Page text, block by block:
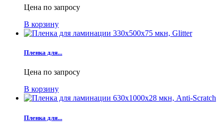
Цена по запросу
В корзину
Пленка для...
Цена по запросу
В корзину
Пленка для...